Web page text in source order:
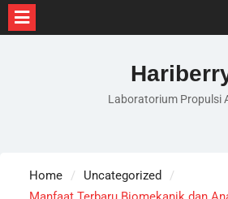
Laboratorium Propulsi
Home
Uncategorized